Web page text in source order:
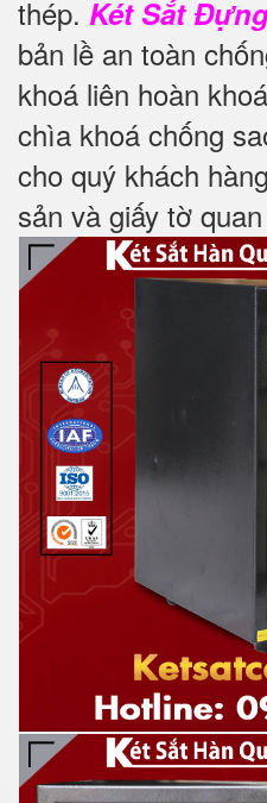
thép. Két Sắt
bản lề an toàn
khoá liên hoàn
chìa khoá chống
cho quý khách
sản và giấy tờ